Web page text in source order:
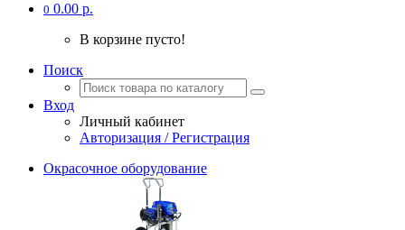
0 0.00 р.
В корзине пусто!
Поиск
Вход
Личный кабинет
Авторизация / Регистрация
Окрасочное оборудование